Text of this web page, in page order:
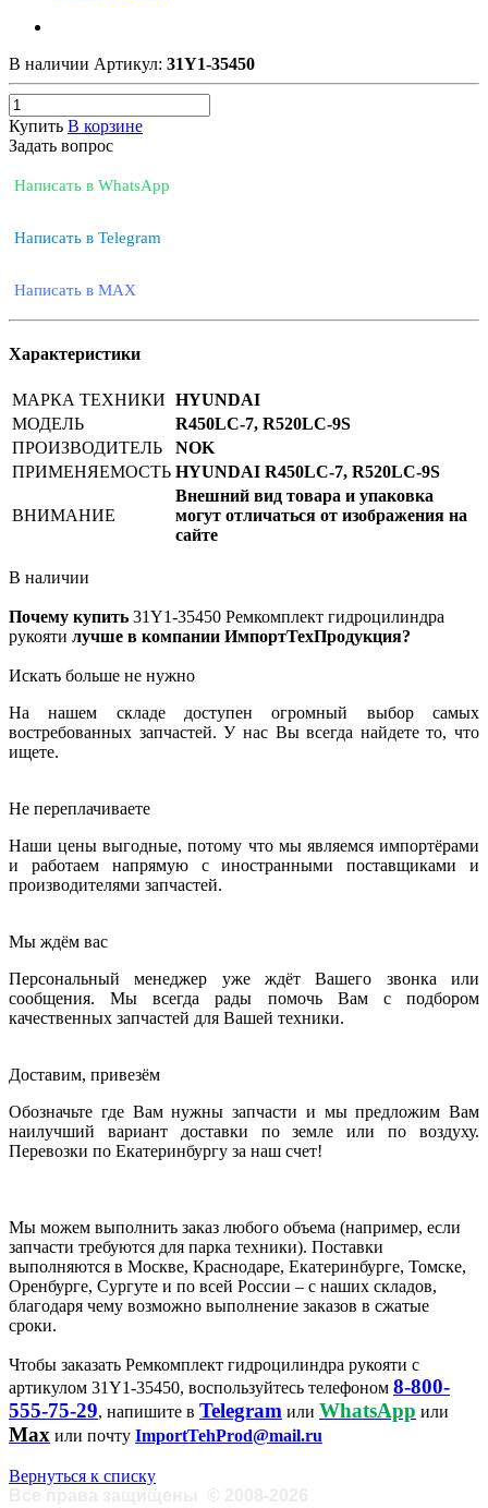
В наличии Артикул: 31Y1-35450
Купить В корзине
Задать вопрос
Написать в WhatsApp
Написать в Telegram
Написать в MAX
Характеристики
МАРКА ТЕХНИКИ HYUNDAI
МОДЕЛЬ
R450LC-7, R520LC-9S
ПРОИЗВОДИТЕЛЬ
NOK
ПРИМЕНЯЕМОСТЬ HYUNDAI R450LC-7, R520LC-9S
ВНИМАНИЕ
Внешний вид товара и упаковка
могут отличаться от изображения на
сайте
В наличии
Почему купить 31Y1-35450 Ремкомплект гидроцилиндра
рукояти лучше в компании ИмпортТехПродукция?
Искать больше не нужно
На нашем складе доступен огромный выбор самых
востребованных запчастей. У нас Вы всегда найдете то, что
ищете.
Не переплачиваете
Наши цены выгодные, потому что мы являемся импортёрами
и работаем напрямую с иностранными поставщиками и
производителями запчастей.
Мы ждём вас
Персональный менеджер уже ждёт Вашего звонка или
сообщения. Мы всегда рады помочь Вам с подбором
качественных запчастей для Вашей техники.
Доставим, привезём
Обозначьте где Вам нужны запчасти и мы предложим Вам
наилучший вариант доставки по земле или по воздуху.
Перевозки по Екатеринбургу за наш счет!
Мы можем выполнить заказ любого объема (например, если
запчасти требуются для парка техники). Поставки
выполняются в Москве, Краснодаре, Екатеринбурге, Томске,
Оренбурге, Сургуте и по всей России – с наших складов,
благодаря чему возможно выполнение заказов в сжатые
сроки.
Чтобы заказать Ремкомплект гидроцилиндра рукояти с
артикулом 31Y1-35450, воспользуйтесь телефоном 8-800-
555-75-29, напишите в Telegram или WhatsApp или
Max или почту ImportTehProd@mail.ru
Вернуться к списку